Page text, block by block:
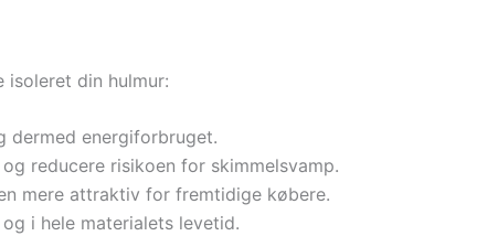
din hulmur:
dermed energiforbruget.
reducere risikoen for skimmelsvamp.
mere attraktiv for fremtidige købere.
i hele materialets levetid.